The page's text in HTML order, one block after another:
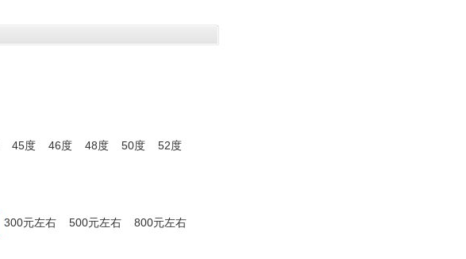
45度 46度 48度 50度
52度
300元左右 500元左右
800元左右